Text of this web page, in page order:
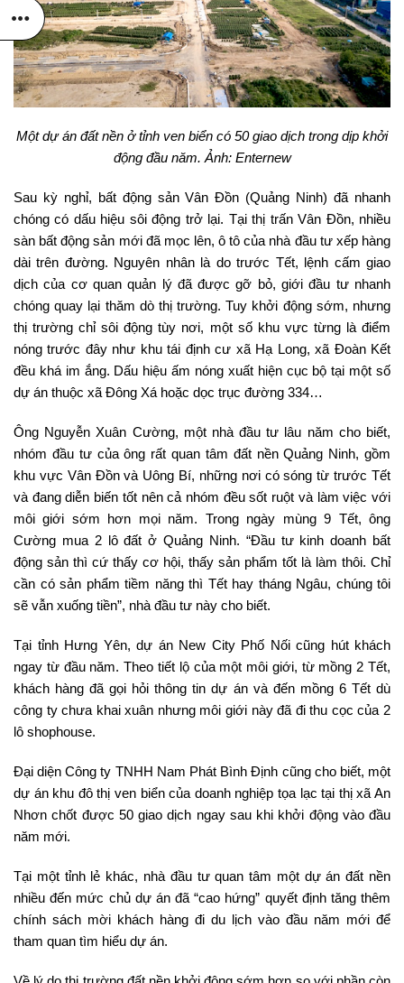
Một dự án đất nền ở tỉnh ven biển có 50 giao dịch trong dịp khởi
động đầu năm. Ảnh: Enternew
Sau kỳ nghỉ, bất động sản Vân Đồn (Quảng Ninh) đã nhanh
chóng có dấu hiệu sôi động trở lại. Tại thị trấn Vân Đồn, nhiều
sàn bất động sản mới đã mọc lên, ô tô của nhà đầu tư xếp hàng
dài trên đường. Nguyên nhân là do trước Tết, lệnh cấm giao
dịch của cơ quan quản lý đã được gỡ bỏ, giới đầu tư nhanh
chóng quay lại thăm dò thị trường. Tuy khởi động sớm, nhưng
thị trường chỉ sôi động tùy nơi, một số khu vực từng là điểm
nóng trước đây như khu tái định cư xã Hạ Long, xã Đoàn Kết
đều khá im ắng. Dấu hiệu ấm nóng xuất hiện cục bộ tại một số
dự án thuộc xã Đông Xá hoặc dọc trục đường 334…
Ông Nguyễn Xuân Cường, một nhà đầu tư lâu năm cho biết,
nhóm đầu tư của ông rất quan tâm đất nền Quảng Ninh, gồm
khu vực Vân Đồn và Uông Bí, những nơi có sóng từ trước Tết
và đang diễn biến tốt nên cả nhóm đều sốt ruột và làm việc với
môi giới sớm hơn mọi năm. Trong ngày mùng 9 Tết, ông
Cường mua 2 lô đất ở Quảng Ninh. “Đầu tư kinh doanh bất
động sản thì cứ thấy cơ hội, thấy sản phẩm tốt là làm thôi. Chỉ
cần có sản phẩm tiềm năng thì Tết hay tháng Ngâu, chúng tôi
sẽ vẫn xuống tiền”, nhà đầu tư này cho biết.
Tại tỉnh Hưng Yên, dự án New City Phố Nối cũng hút khách
ngay từ đầu năm. Theo tiết lộ của một môi giới, từ mồng 2 Tết,
khách hàng đã gọi hỏi thông tin dự án và đến mồng 6 Tết dù
công ty chưa khai xuân nhưng môi giới này đã đi thu cọc của 2
lô shophouse.
Đại diện Công ty TNHH Nam Phát Bình Định cũng cho biết, một
dự án khu đô thị ven biển của doanh nghiệp tọa lạc tại thị xã An
Nhơn chốt được 50 giao dịch ngay sau khi khởi động vào đầu
năm mới.
Tại một tỉnh lẻ khác, nhà đầu tư quan tâm một dự án đất nền
nhiều đến mức chủ dự án đã “cao hứng” quyết định tăng thêm
chính sách mời khách hàng đi du lịch vào đầu năm mới để
tham quan tìm hiểu dự án.